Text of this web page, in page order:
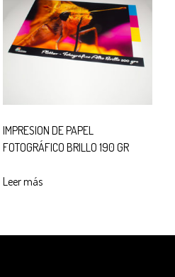
IMPRESION DE PAPEL
FOTOGRÁFICO BRILLO 190 GR
Leer más